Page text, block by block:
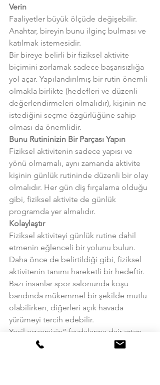
Verin
Faaliyetler büyük ölçüde değişebilir.
Anahtar, bireyin bunu ilginç bulması ve
katılmak istemesidir.
Bir bireye belirli bir fiziksel aktivite
biçimini zorlamak sadece başarısızlığa
yol açar. Yapılandırılmış bir rutin önemli
olmakla birlikte (hedefleri ve düzenli
değerlendirmeleri olmalıdır), kişinin ne
istediğini seçme özgürlüğüne sahip
olması da önemlidir.
Bunu Rutininizin Bir Parçası Yapın
Fiziksel aktivitenin sadece yapısı ve
yönü olmamalı, aynı zamanda aktivite
kişinin günlük rutininde düzenli bir olay
olmalıdır. Her gün diş fırçalama olduğu
gibi, fiziksel aktivite de günlük
programda yer almalıdır.
Kolaylaştır
Fiziksel aktiviteyi günlük rutine dahil
etmenin eğlenceli bir yolunu bulun.
Daha önce de belirtildiği gibi, fiziksel
aktivitenin tanımı hareketli bir hedeftir.
Bazı insanlar spor salonunda koşu
bandında mükemmel bir şekilde mutlu
olabilirken, diğerleri açık havada
yürümeyi tercih edebilir.
Yeşil egzersizin” faydalarına dair artan
sayıda kanıt var, yani, stres azaltma ve